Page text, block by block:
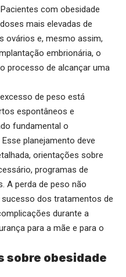
com obesidade
mais elevadas de
ovários e, mesmo assim,
embrionária, o
processo de alcançar uma
de peso está
espontâneos e
fundamental o
planejamento deve
orientações sobre
programas de
A perda de peso não
dos tratamentos de
durante a
para a mãe e para o
sobre obesidade